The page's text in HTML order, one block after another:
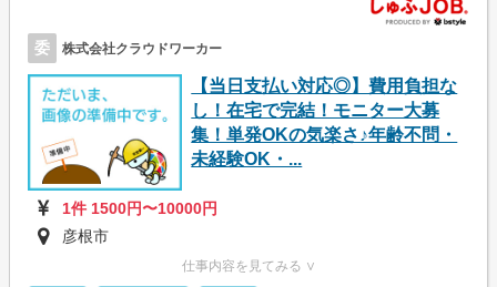
委 株式会社クラウドワーカー
【当日支払い対応◎】費用負担な
し！在宅で完結！モニター大募
集！単発OKの気楽さ♪年齢不問・
未経験OK・...
1件 1500円〜10000円
彦根市
仕事内容を見てみる ∨